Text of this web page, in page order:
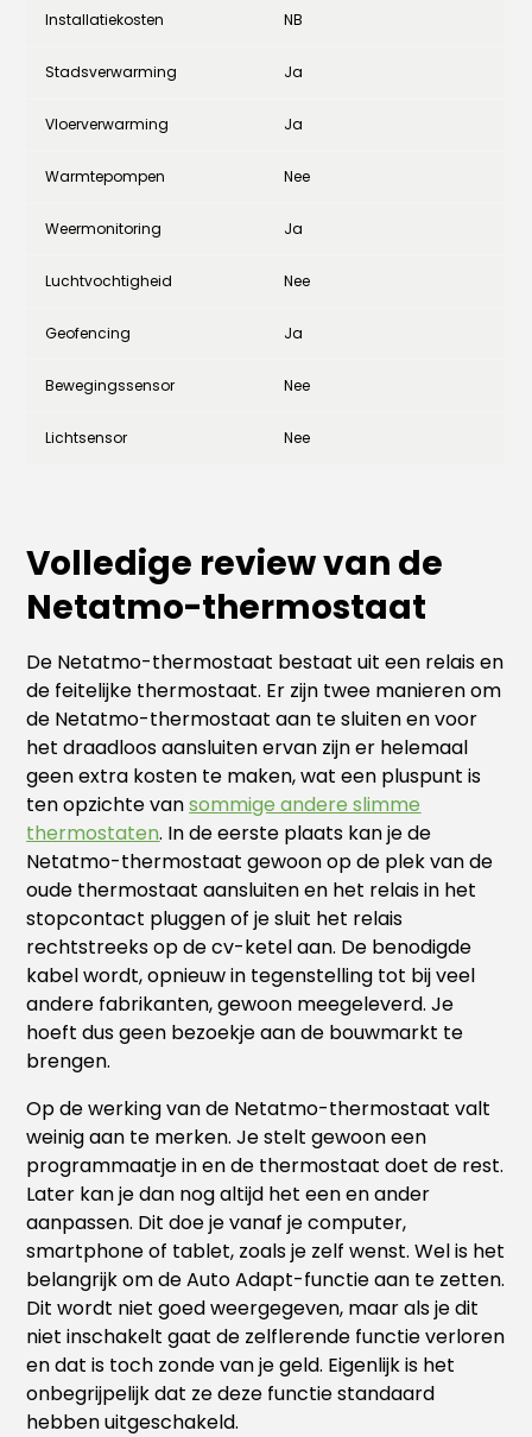
Installatiekosten NB
Stadsverwarming Ja
Vloerverwarming Ja
Warmtepompen Nee
Weermonitoring Ja
Luchtvochtigheid Nee
Geofencing Ja
Bewegingssensor Nee
Lichtsensor Nee
Volledige review van de
Netatmo-thermostaat
De Netatmo-thermostaat bestaat uit een relais en
de feitelijke thermostaat. Er zijn twee manieren om
de Netatmo-thermostaat aan te sluiten en voor
het draadloos aansluiten ervan zijn er helemaal
geen extra kosten te maken, wat een pluspunt is
ten opzichte vansommige andere slimme
thermostaten. In de eerste plaats kan je de
Netatmo-thermostaat gewoon op de plek van de
oude thermostaat aansluiten en het relais in het
stopcontact pluggen of je sluit het relais
rechtstreeks op de cv-ketel aan. De benodigde
kabel wordt, opnieuw in tegenstelling tot bij veel
andere fabrikanten, gewoon meegeleverd. Je
hoeft dus geen bezoekje aan de bouwmarkt te
brengen.
Op de werking van de Netatmo-thermostaat valt
weinig aan te merken. Je stelt gewoon een
programmaatje in en de thermostaat doet de rest.
Later kan je dan nog altijd het een en ander
aanpassen. Dit doe je vanaf je computer,
smartphone of tablet, zoals je zelf wenst. Wel is het
belangrijk om de Auto Adapt-functie aan te zetten.
Dit wordt niet goed weergegeven, maar als je dit
niet inschakelt gaat de zelflerende functie verloren
en dat is toch zonde van je geld. Eigenlijk is het
onbegrijpelijk dat ze deze functie standaard
hebben uitgeschakeld.